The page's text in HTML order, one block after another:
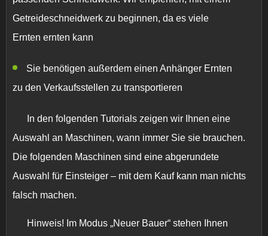
Getreideschneidwerk zu beginnen, da es viele
Ernten ernten kann
Sie benötigen außerdem einen Anhänger Ernten
zu den Verkaufsstellen zu transportieren
In den folgenden Tutorials zeigen wir Ihnen eine
Auswahl an Maschinen, wann immer Sie sie brauchen.
Die folgenden Maschinen sind eine abgerundete
Auswahl für Einsteiger – mit dem Kauf kann man nichts
falsch machen.
Hinweis! Im Modus „Neuer Bauer“ stehen Ihnen